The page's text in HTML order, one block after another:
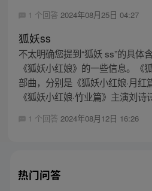
1 个回答 2024年08月25日 04:27
狐妖ss
不太明确您提到“狐妖 ss”的具体
《狐妖小红娘》的一些信息。《
部曲，分别是《狐妖小红娘·月红
《狐妖小红娘·竹业篇》主演刘
1 个回答 2024年08月12日 16:26
热门问答